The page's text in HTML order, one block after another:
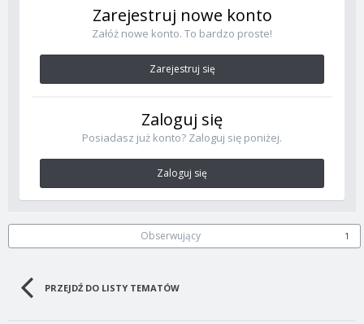
Zarejestruj nowe konto
Załóż nowe konto. To bardzo proste!
Zarejestruj się
Zaloguj się
Posiadasz już konto? Zaloguj się poniżej.
Zaloguj się
Obserwujący 1
PRZEJDŹ DO LISTY TEMATÓW